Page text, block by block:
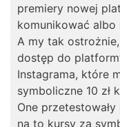
premiery nowej
komunikować albo
A my tak
dostęp do
Instagrama, które
symboliczne 10 zł
One
na to kursy za